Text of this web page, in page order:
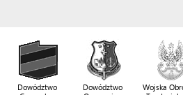
Dowództwo
Dowództwo
Wojska